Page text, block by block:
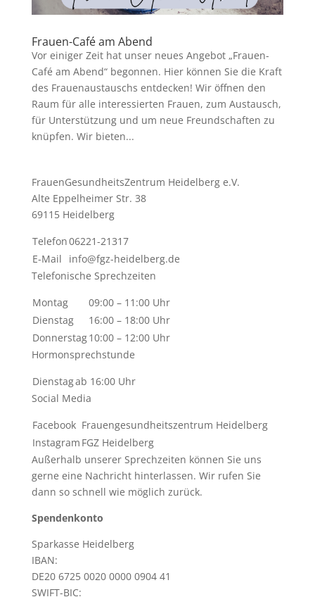
Frauen-Café am Abend
Vor einiger Zeit hat unser neues Angebot „Frauen-
Café am Abend“ begonnen. Hier können Sie die Kraft
des Frauenaustauschs entdecken! Wir öffnen den
Raum für alle interessierten Frauen, zum Austausch,
für Unterstützung und um neue Freundschaften zu
knüpfen. Wir bieten...
FrauenGesundheits­Zentrum Heidelberg e.V.
Alte Eppelheimer Str. 38
69115 Heidelberg
Telefon06221-21317
E-Mail
info@fgz-heidelberg.de
Telefonische Sprechzeiten
Montag
09:00 – 11:00 Uhr
Dienstag
16:00 – 18:00 Uhr
Donnerstag10:00 – 12:00 Uhr
Hormonsprechstunde
Dienstagab 16:00 Uhr
Social Media
Facebook Frauengesundheitszentrum Heidelberg
Instagram FGZ Heidelberg
Außerhalb unserer Sprechzeiten können Sie uns
gerne eine Nachricht hinterlassen. Wir rufen Sie
dann so schnell wie möglich zurück.
Spendenkonto
Sparkasse Heidelberg
IBAN:
DE20 6725 0020 0000 0904 41
SWIFT-BIC: